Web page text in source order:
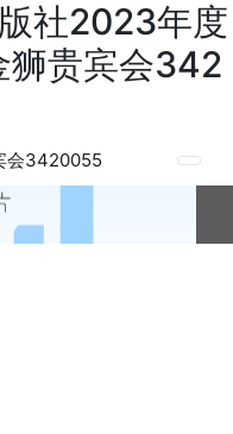
社2023年度
狮贵宾会342
会3420055